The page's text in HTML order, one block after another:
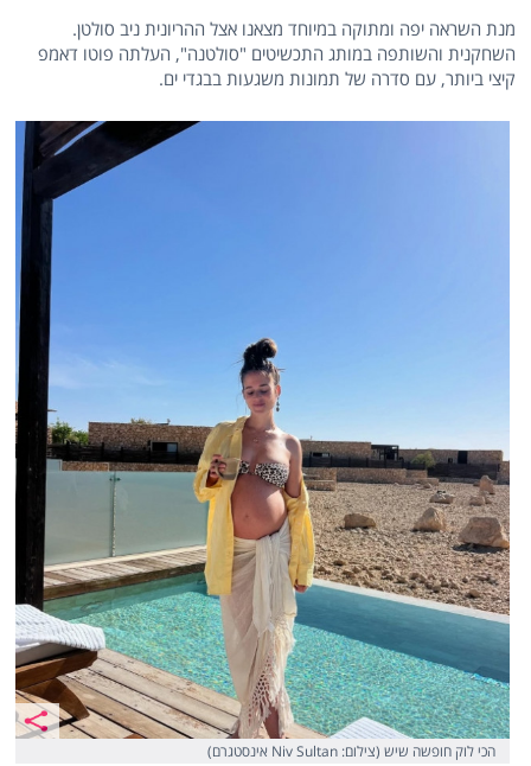
מנת השראה יפה ומתוקה במיוחד מצאנו אצל ההריונית ניב סולטן.
השחקנית והשותפה במותג התכשיטים "סולטנה", העלתה פוטו דאמפ
קיצי ביותר, עם סדרה של תמונות משגעות בבגדי ים.
הכי לוק חופשה שיש (צילום: Niv Sultan אינסטגרם)